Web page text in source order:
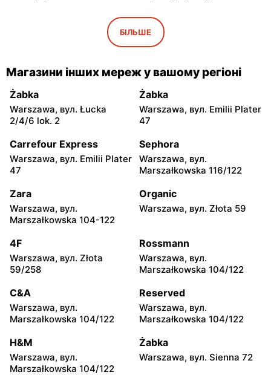
Iwaniska, вул. Ujazdowska
moje sklepy
Bogoria, вул. Rynek 30
moje sklepy
Gorzyce, вул. Szkolna 44 Grębów, вул. Wydrza 180
moje sklepy
Jadachy, вул. Jadachy 111
moje sklepy
Jeżowe, вул. Zalesie 77
moje sklepy
Kazimierza Wielka, вул.
Kolejowa 15
moje sklepy
Kamień, вул. Błonie 23
moje sklepy
Górki, вул. Górki 71
moje sklepy
Gumniska, вул. Gumniska
moje sklepy
Iwierzyce, вул. Iwierzyce
152A
moje sklepy
Tczew, вул. Franciszka
Żwirki 61
moje sklepy
Hyżne, вул. Hyżne 100
moje sklepy
Jarosław, вул. Pełkińska
147
moje sklepy
Niebylec, вул. Niebylec 139
moje sklepy
Opole, вул. Grudzicka 45
БІЛЬШЕ
Магазини інших мереж у вашому регіоні
Żabka
Warszawa, вул. Łucka
2/4/6 lok. 2
Żabka
Warszawa, вул. Emilii Plater
47
Carrefour Express
Warszawa, вул. Emilii Plater
47
Sephora
Warszawa, вул.
Marszałkowska 116/122
Zara
Warszawa, вул.
Marszałkowska 104-122
Organic
Warszawa, вул. Złota 59
4F
Warszawa, вул. Złota
59/258
Rossmann
Warszawa, вул.
Marszałkowska 104/122
C&A
Warszawa, вул.
Marszałkowska 104/122
Reserved
Warszawa, вул.
Marszałkowska 104/122
H&M
Warszawa, вул.
Marszałkowska 104/122
Żabka
Warszawa, вул. Sienna 72